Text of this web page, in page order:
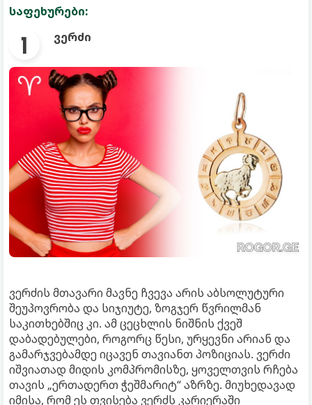
საფეხურები:
ვერძი
ვერძის მთავარი მავნე ჩვევა არის აბსოლუტური
შეუპოვრობა და სიჯიუტე, ზოგჯერ წვრილმან
საკითხებშიც კი. ამ ცეცხლის ნიშნის ქვეშ
დაბადებულები, როგორც წესი, ურყევნი არიან და
გამარჯვებამდე იცავენ თავიანთ პოზიციას. ვერძი
იშვიათად მიდის კომპრომისზე, ყოველთვის რჩება
თავის „ერთადერთ ჭეშმარიტ“ აზრზე. მიუხედავად
იმისა, რომ ეს თვისება ვერძს კარიერაში